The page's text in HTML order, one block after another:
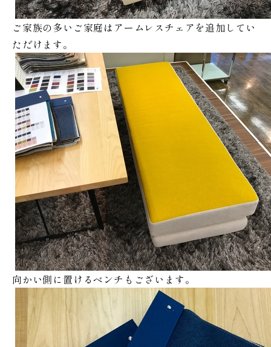
ご家族の多いご家庭はアームレスチェアを追加してい
ただけます。
向かい側に置けるベンチもございます。